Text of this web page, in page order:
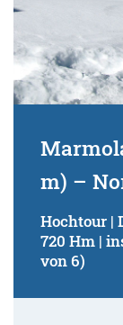
m) –
Hochtour |
720 Hm |
von 6)